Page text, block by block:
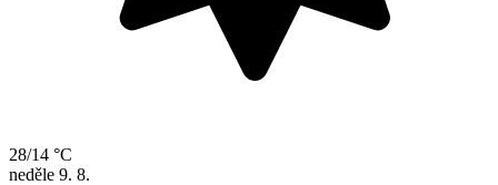
28/14 °C
neděle 9. 8.